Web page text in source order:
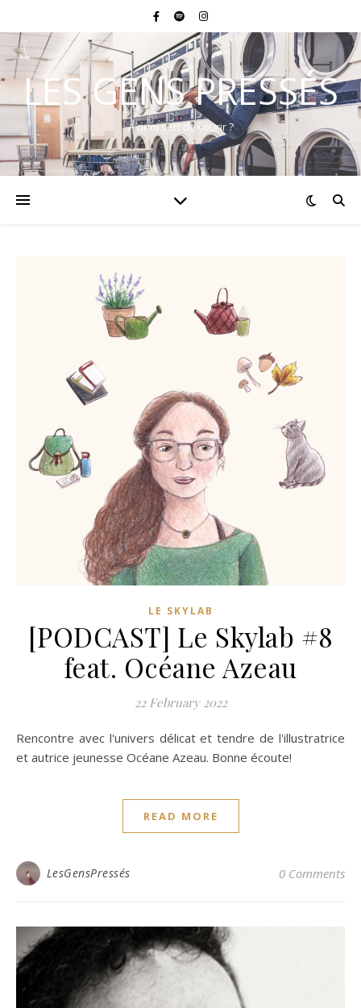
LES GENS PRESSÉS
A quoi sert de courir ?
LE SKYLAB
[PODCAST] Le Skylab #8
feat. Océane Azeau
22 February 2022
Rencontre avec l'univers délicat et tendre de l'illustratrice
et autrice jeunesse Océane Azeau. Bonne écoute!
READ MORE
LesGensPressés 0 Comments